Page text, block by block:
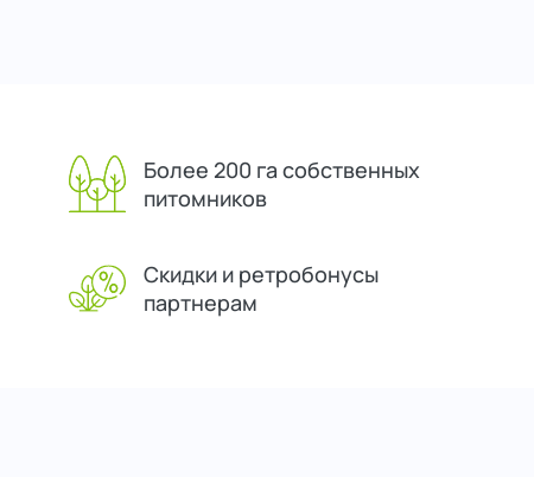
Более 200 га собственных
питомников
Скидки и ретробонусы
партнерам